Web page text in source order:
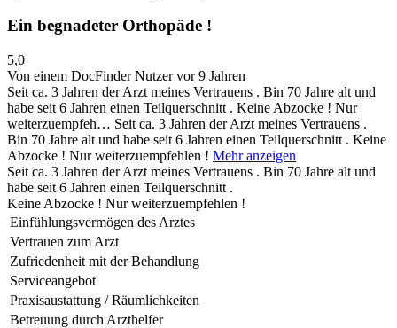
Ein begnadeter Orthopäde !
5,0
Von einem DocFinder Nutzervor 9 Jahren
Seit ca. 3 Jahren der Arzt meines Vertrauens . Bin 70 Jahre alt und
habe seit 6 Jahren einen Teilquerschnitt . Keine Abzocke ! Nur
weiterzuempfeh… Seit ca. 3 Jahren der Arzt meines Vertrauens .
Bin 70 Jahre alt und habe seit 6 Jahren einen Teilquerschnitt . Keine
Abzocke ! Nur weiterzuempfehlen ! Mehr anzeigen
Seit ca. 3 Jahren der Arzt meines Vertrauens . Bin 70 Jahre alt und
habe seit 6 Jahren einen Teilquerschnitt .
Keine Abzocke ! Nur weiterzuempfehlen !
Einfühlungsvermögen des Arztes
Vertrauen zum Arzt
Zufriedenheit mit der Behandlung
Serviceangebot
Praxisaustattung / Räumlichkeiten
Betreuung durch Arzthelfer